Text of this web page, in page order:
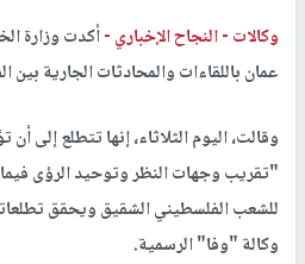
وكالات -النجاح الإخباري -أكدت وزارة
عمان باللقاءات والمحادثات الجارية بين
وقالت، اليوم الثلاثاء، إنها تتطلع إلى
"تقريب وجهات النظر وتوحيد الرؤى فيما
للشعب الفلسطيني الشقيق ويحقق
وكالة "وفا" الرسمية.